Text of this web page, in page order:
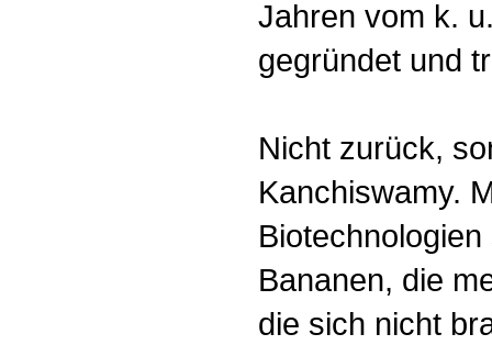
Jahren vom k.
gegründet und
Nicht zurück,
Kanchiswamy.
Bananen, die
die sich nicht